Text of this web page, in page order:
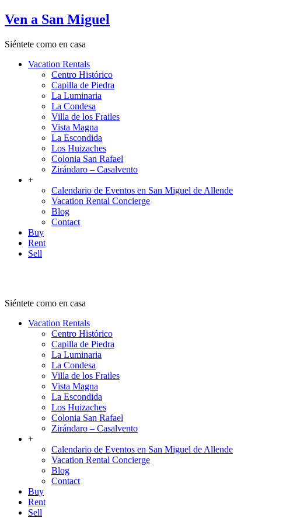
Ven a San Miguel
Siéntete como en casa
Vacation Rentals
Centro Histórico
Capilla de Piedra
La Luminaria
La Condesa
Villa de los Frailes
Vista Magna
La Escondida
Los Huizaches
Colonia San Rafael
Zirándaro – Casalvento
+
Calendario de Eventos en San Miguel de Allende
Vacation Rental Concierge
Blog
Contact
Buy
Rent
Sell
Siéntete como en casa
Vacation Rentals
Centro Histórico
Capilla de Piedra
La Luminaria
La Condesa
Villa de los Frailes
Vista Magna
La Escondida
Los Huizaches
Colonia San Rafael
Zirándaro – Casalvento
+
Calendario de Eventos en San Miguel de Allende
Vacation Rental Concierge
Blog
Contact
Buy
Rent
Sell